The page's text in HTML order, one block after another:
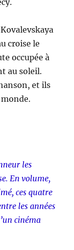
croise le
occupée à
au soleil.
et ils
les
En volume,
ces quatre
les années
cinéma